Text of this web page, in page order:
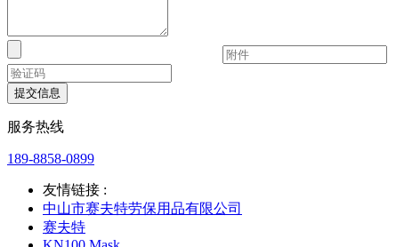
提交信息
服务热线
189-8858-0899
友情链接 :
中山市赛夫特劳保用品有限公司
赛夫特